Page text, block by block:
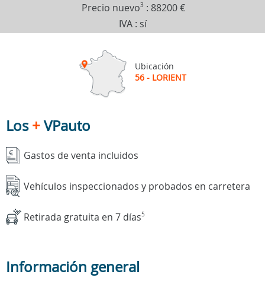
Precio nuevo3 : 88200 €
IVA : sí
Ubicación
56 - LORIENT
Los+VPauto
Gastos de venta incluidos
Vehículos inspeccionados y probados en carretera
Retirada gratuita en 7 días5
Información general